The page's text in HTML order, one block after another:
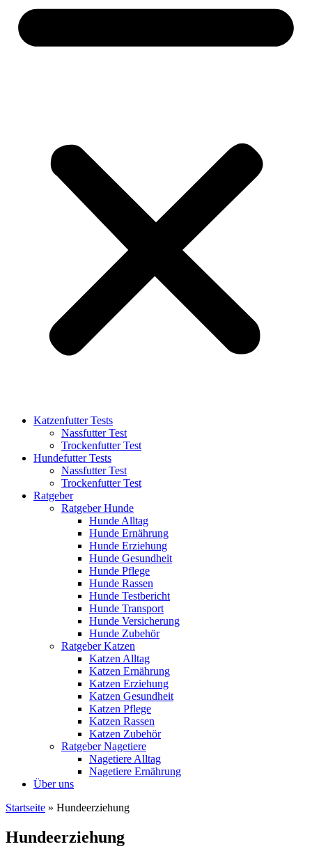
Katzenfutter Tests
Nassfutter Test
Trockenfutter Test
Hundefutter Tests
Nassfutter Test
Trockenfutter Test
Ratgeber
Ratgeber Hunde
Hunde Alltag
Hunde Ernährung
Hunde Erziehung
Hunde Gesundheit
Hunde Pflege
Hunde Rassen
Hunde Testbericht
Hunde Transport
Hunde Versicherung
Hunde Zubehör
Ratgeber Katzen
Katzen Alltag
Katzen Ernährung
Katzen Erziehung
Katzen Gesundheit
Katzen Pflege
Katzen Rassen
Katzen Zubehör
Ratgeber Nagetiere
Nagetiere Alltag
Nagetiere Ernährung
Über uns
Startseite » Hundeerziehung
Hundeerziehung